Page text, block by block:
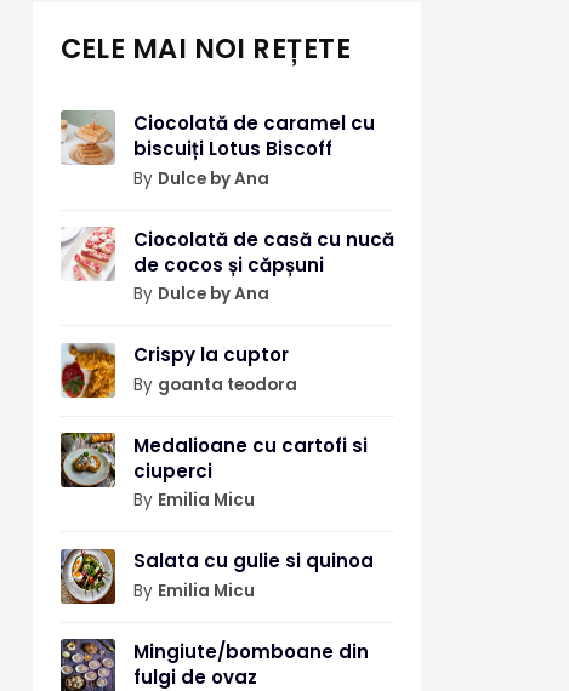
CELE MAI NOI REȚETE
Ciocolată de caramel cu
biscuiți Lotus Biscoff
By Dulce by Ana
Ciocolată de casă cu nucă
de cocos și căpșuni
By Dulce by Ana
Crispy la cuptor
By goanta teodora
Medalioane cu cartofi si
ciuperci
By Emilia Micu
Salata cu gulie si quinoa
By Emilia Micu
Mingiute/bomboane din
fulgi de ovaz